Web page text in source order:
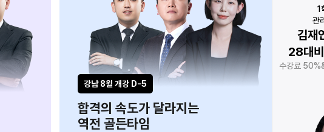
강남 8월 개강 D-5
합격의 속도가 달라지는
역전 골든타임
9
수시논술 vs 편입논술
차이점 완벽 비교
논술의 방향을
제대로 잡는 마지막 기회!
나의 마지막 남은 여름
아직 기회는 남았다!
브라운 강남 8월
따라잡기 챌린지
#처음시작생 #인강수강생
#타학원생
1
관
김재
28대
수강료